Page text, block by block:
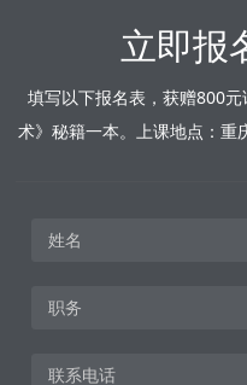
立即报
填写以下报名表，获赠800
术》秘籍一本。上课地点：重